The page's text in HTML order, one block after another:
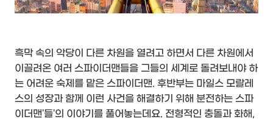
흑막 속의 악당이 다른 차원을 열려고 하면서 다른 차원에서
이끌려온 여러 스파이더맨들을 그들의 세계로 돌려보내야 하
는 어려운 숙제를 맡은 스파이더맨. 후반부는 마일스 모랄레
스의 성장과 함께 이런 사건을 해결하기 위해 분전하는 스파
이더맨'들'의 이야기를 풀어놓는데요. 전형적인 충돌과 화해,